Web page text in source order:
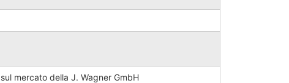
mercato della J. Wagner GmbH